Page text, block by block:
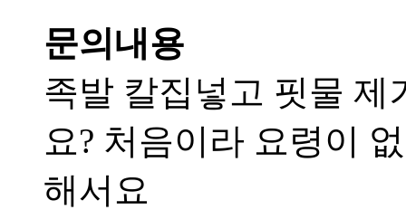
문의내용
족발 칼집넣고 핏물 제
요? 처음이라 요령이
해서요